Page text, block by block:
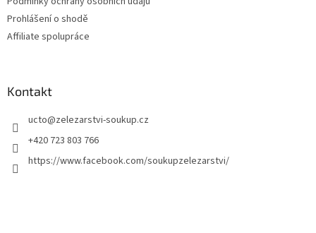
Prohlášení o shodě
Affiliate spolupráce
Kontakt
ucto@zelezarstvi-soukup.cz
+420 723 803 766
https://www.facebook.com/soukupzelezarstvi/